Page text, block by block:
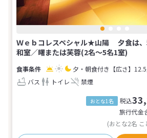
Ｗｅｂコレスペシャル★山陽 夕食は、
和室／曙または芙蓉(2名～5名1室)
夕・朝食付き 【広さ】
バス
トイレ 禁煙
おとな1名 税込
旅行代金
(おとな2名